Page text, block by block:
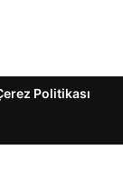
Politikası